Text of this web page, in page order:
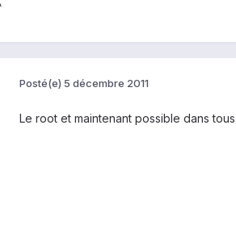
Posté(e) 5 décembre 2011
Le root et maintenant possible dans